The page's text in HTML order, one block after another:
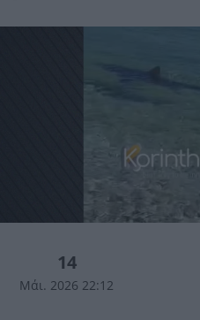
14
Μάι. 2026 22:12